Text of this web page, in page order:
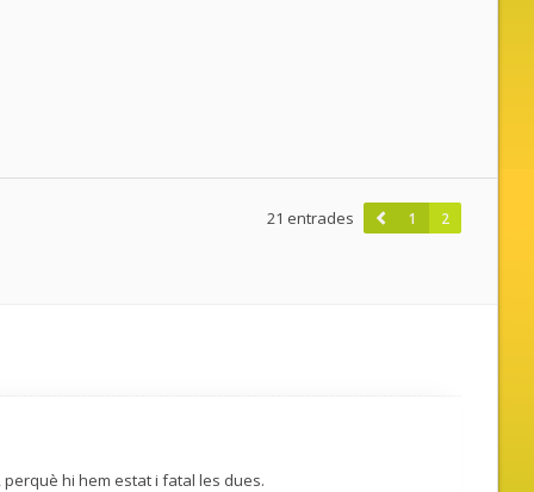
21 entrades 1 2
hi hem estat i fatal les dues.